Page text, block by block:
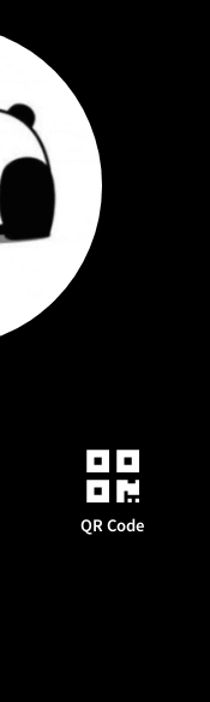
QR Code